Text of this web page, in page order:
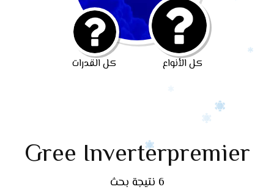
كل القدرات كل الأنواع
Gree Inverterpremier
6 نتيجة بحث